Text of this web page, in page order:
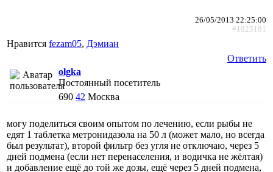
26/05/2013 22:25:00
#1825181
Нравится fezam05, Дэмиан
Ответить
olgka
Постоянный посетитель
690 42 Москва
могу поделиться своим опытом по лечению, если рыбы не
едят 1 таблетка метронидазола на 50 л (может мало, но всегда
был результат), второй фильтр без угля не отключаю, через 5
дней подмена (если нет перенаселения, и водичка не жёлтая)
и добавление ещё до той же дозы, ещё через 5 дней подмена,